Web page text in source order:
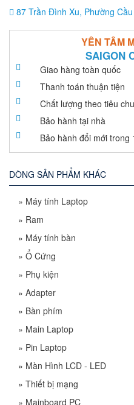
87 Trần Đình Xu, Phường
YÊN TÂM
SAIGON
Giao hàng toàn quốc
Thanh toán thuận tiện
Chất lượng theo tiêu
Bảo hành tại nhà
Bảo hành đổi mới trong
DÒNG SẢN PHẨM KHÁC
» Máy tính Laptop
» Ram
» Máy tính bàn
» Ổ Cứng
» Phụ kiện
» Adapter
» Bàn phím
» Main Laptop
» Pin Laptop
» Màn Hình LCD - LED
» Thiết bị mạng
» Mainboard PC